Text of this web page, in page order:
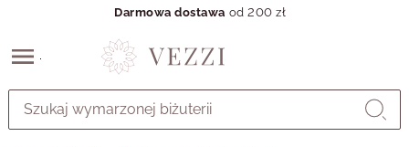
GŁÓWNEJ
Darmowa dostawa od 200 zł